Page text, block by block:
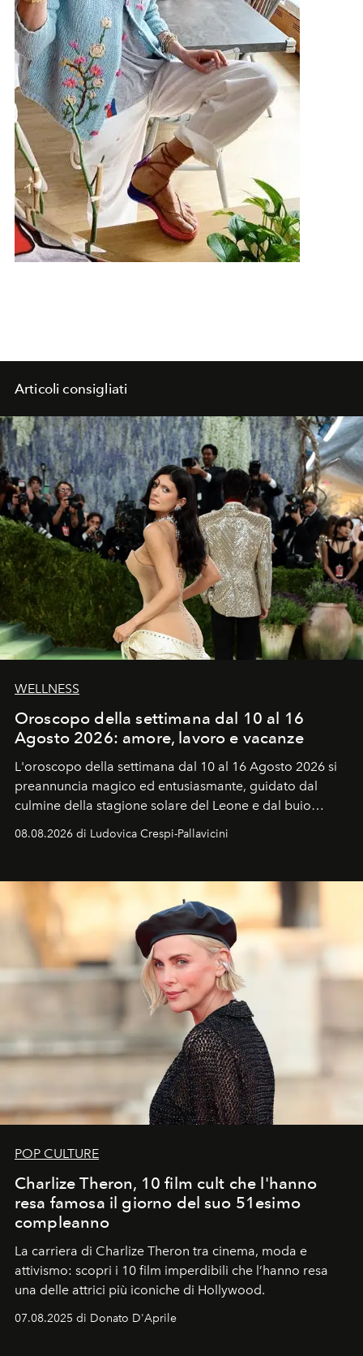
Articoli consigliati
WELLNESS
Oroscopo della settimana dal 10 al 16
Agosto 2026: amore, lavoro e vacanze
L'oroscopo della settimana dal 10 al 16 Agosto 2026 si
preannuncia magico ed entusiasmante, guidato dal
culmine della stagione solare del Leone e dal buio
ideale per la notte delle Perseidi.
08.08.2026 di Ludovica Crespi-Pallavicini
POP CULTURE
Charlize Theron, 10 film cult che l'hanno
resa famosa il giorno del suo 51esimo
compleanno
La carriera di Charlize Theron tra cinema, moda e
attivismo: scopri i 10 film imperdibili che l’hanno resa
una delle attrici più iconiche di Hollywood.
07.08.2025 di Donato D'Aprile